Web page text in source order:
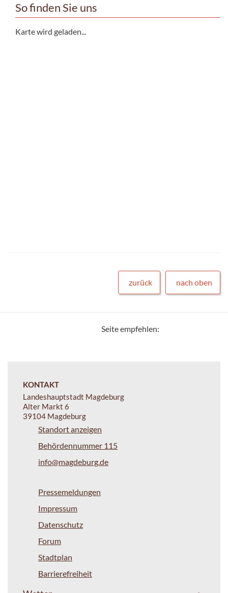
So finden Sie uns
Karte wird geladen...
zurück nach oben
Seite empfehlen:
KONTAKT
Landeshauptstadt Magdeburg
Alter Markt 6
39104 Magdeburg
Standort anzeigen
Behördennummer 115
info@magdeburg.de
Pressemeldungen
Impressum
Datenschutz
Forum
Stadtplan
Barrierefreiheit